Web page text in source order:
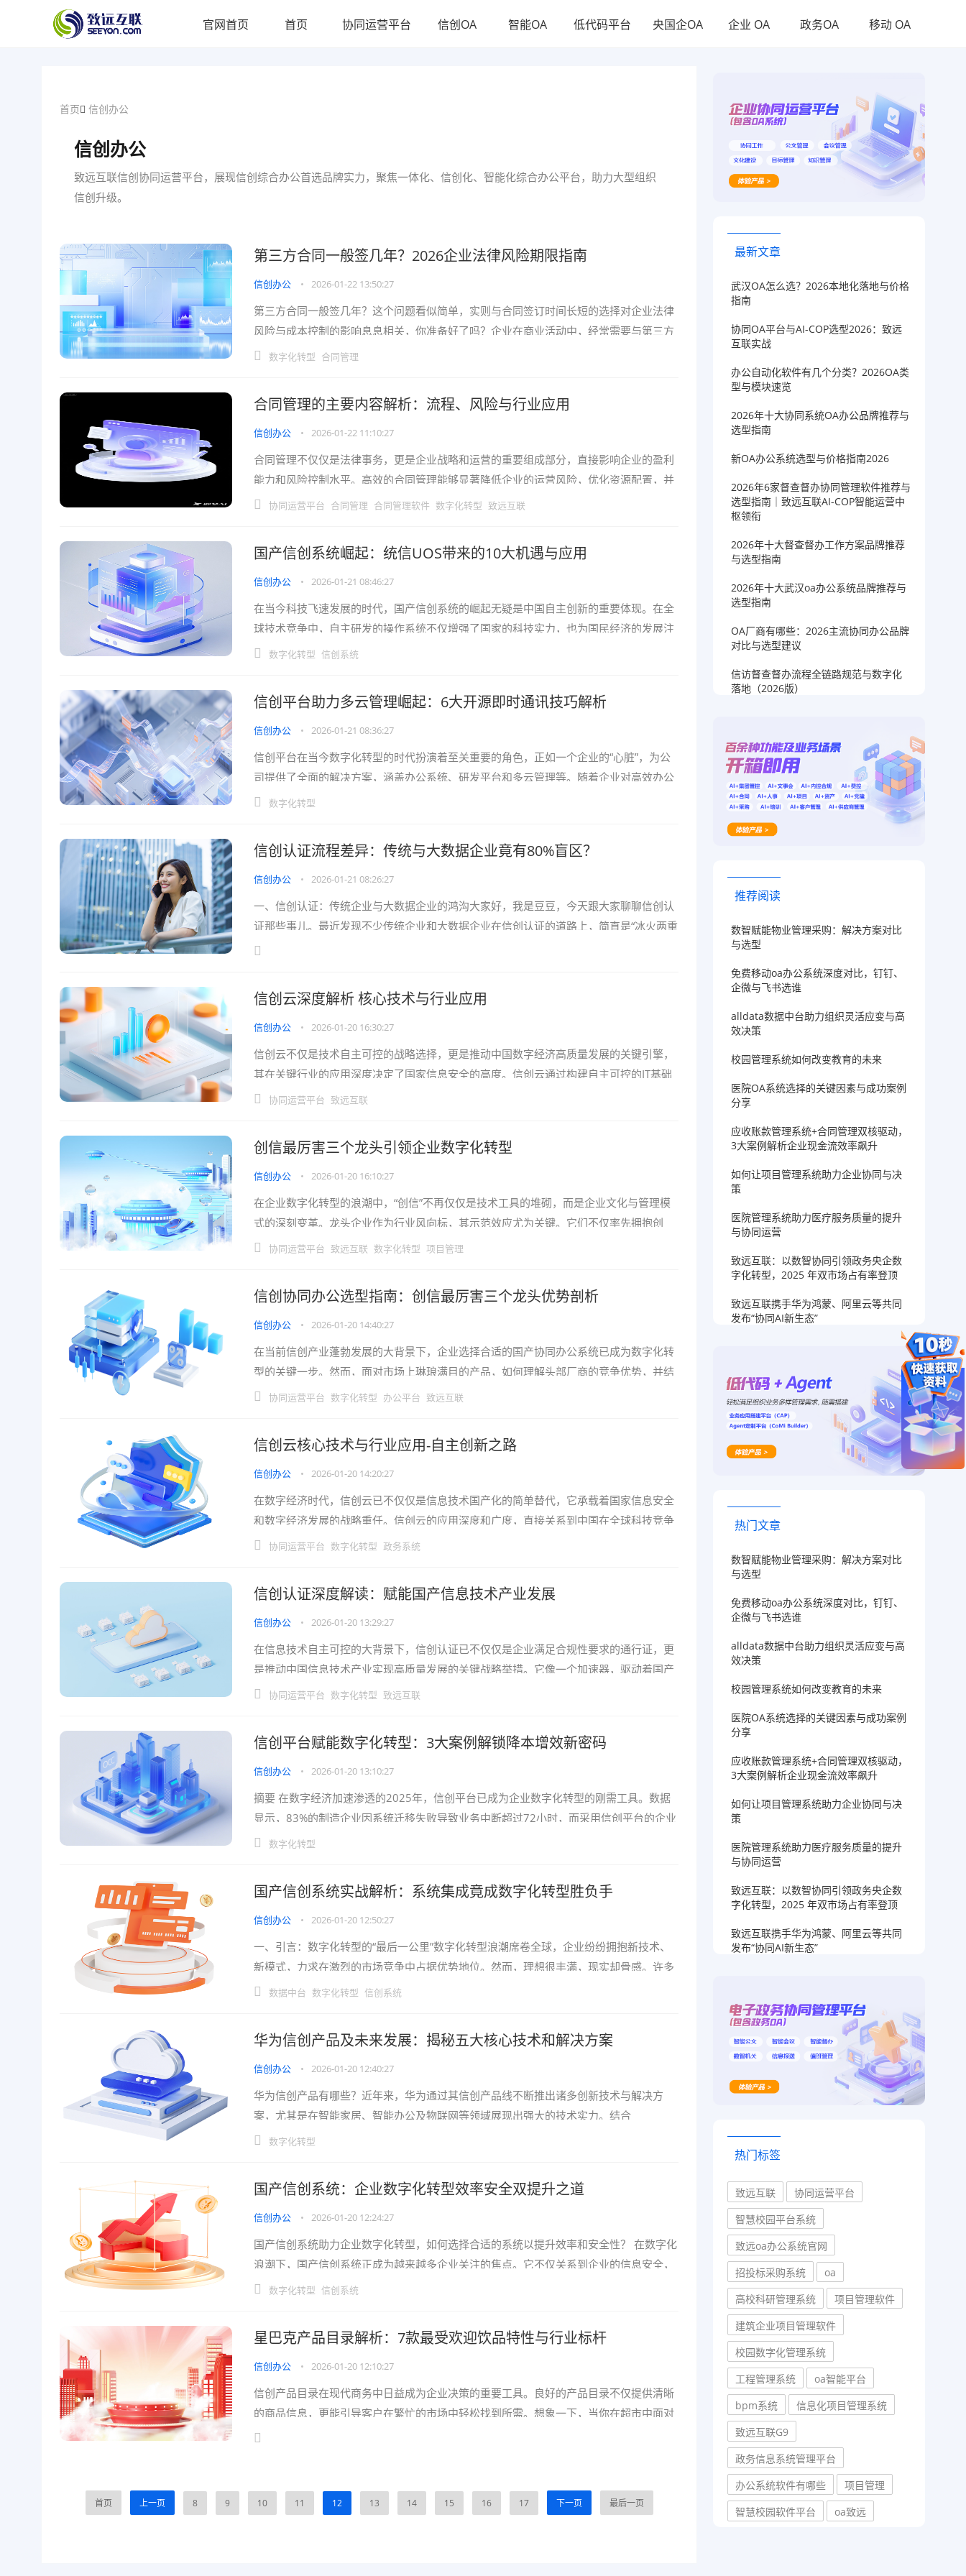
官网首页 首页 协同运营平台 信创OA 智能OA 低代码平台 央国企OA 企业 OA 政务OA 移动 OA
首页 信创办公
信创办公
致远互联信创协同运营平台，展现信创综合办公首选品牌实力，聚焦一体化、信创化、智能化综合办公平台，助力大型组织
信创升级。
第三方合同一般签几年？2026企业法律风险期限指南
信创办公 • 2026-01-22 13:50:27
第三方合同一般签几年？这个问题看似简单，实则与合同签订时间长短的选择对企业法律
风险与成本控制的影响息息相关，你准备好了吗？企业在商业活动中，经常需要与第三方
签订各种合同，而合同期限的选择，直接关系到企
数字化转型 合同管理
合同管理的主要内容解析：流程、风险与行业应用
信创办公 • 2026-01-22 11:10:27
合同管理不仅仅是法律事务，更是企业战略和运营的重要组成部分，直接影响企业的盈利
能力和风险控制水平。高效的合同管理能够显著降低企业的运营风险，优化资源配置，并
最终提升整体的盈利能力。本文将深入探讨合同管
协同运营平台 合同管理 合同管理软件 数字化转型 致远互联
国产信创系统崛起：统信UOS带来的10大机遇与应用
信创办公 • 2026-01-21 08:46:27
在当今科技飞速发展的时代，国产信创系统的崛起无疑是中国自主创新的重要体现。在全
球技术竞争中，自主研发的操作系统不仅增强了国家的科技实力，也为国民经济的发展注
入了新的活力。统信UOS作为中国首个开源桌面
数字化转型 信创系统
信创平台助力多云管理崛起：6大开源即时通讯技巧解析
信创办公 • 2026-01-21 08:36:27
信创平台在当今数字化转型的时代扮演着至关重要的角色，正如一个企业的“心脏”，为公
司提供了全面的解决方案，涵盖办公系统、研发平台和多云管理等。随着企业对高效办公
环境和技术创新的依赖日益加深，信创平台的应
数字化转型
信创认证流程差异：传统与大数据企业竟有80%盲区？
信创办公 • 2026-01-21 08:26:27
一、信创认证：传统企业与大数据企业的鸿沟大家好，我是豆豆，今天跟大家聊聊信创认
证那些事儿。最近发现不少传统企业和大数据企业在信创认证的道路上，简直是“冰火两重
天”。有的企业一路绿灯，顺风顺水；有的却频
信创云深度解析 核心技术与行业应用
信创办公 • 2026-01-20 16:30:27
信创云不仅是技术自主可控的战略选择，更是推动中国数字经济高质量发展的关键引擎，
其在关键行业的应用深度决定了国家信息安全的高度。信创云通过构建自主可控的IT基础
设施，保障关键行业的数据安全和业务连续性。
协同运营平台 致远互联
创信最厉害三个龙头引领企业数字化转型
信创办公 • 2026-01-20 16:10:27
在企业数字化转型的浪潮中，“创信”不再仅仅是技术工具的堆砌，而是企业文化与管理模
式的深刻变革。龙头企业作为行业风向标，其示范效应尤为关键。它们不仅率先拥抱创
新，更在协同管理、组织效率提升等方面树立了标
协同运营平台 致远互联 数字化转型 项目管理
信创协同办公选型指南：创信最厉害三个龙头优势剖析
信创办公 • 2026-01-20 14:40:27
在当前信创产业蓬勃发展的大背景下，企业选择合适的国产协同办公系统已成为数字化转
型的关键一步。然而，面对市场上琳琅满目的产品，如何理解头部厂商的竞争优势，并结
合自身实际需求做出明智决策，是每个企业管理者
协同运营平台 数字化转型 办公平台 致远互联
信创云核心技术与行业应用-自主创新之路
信创办公 • 2026-01-20 14:20:27
在数字经济时代，信创云已不仅仅是信息技术国产化的简单替代，它承载着国家信息安全
和数字经济发展的战略重任。信创云的应用深度和广度，直接关系到中国在全球科技竞争
中的地位。只有构建起自主可控的云计算体系，才
协同运营平台 数字化转型 政务系统
信创认证深度解读：赋能国产信息技术产业发展
信创办公 • 2026-01-20 13:29:27
在信息技术自主可控的大背景下，信创认证已不仅仅是企业满足合规性要求的通行证，更
是推动中国信息技术产业实现高质量发展的关键战略举措。它像一个加速器，驱动着国产
软硬件厂商不断创新，提升产品竞争力。通过信创
协同运营平台 数字化转型 致远互联
信创平台赋能数字化转型：3大案例解锁降本增效新密码
信创办公 • 2026-01-20 13:10:27
摘要 在数字经济加速渗透的2025年，信创平台已成为企业数字化转型的刚需工具。数据
显示，83%的制造企业因系统迁移失败导致业务中断超过72小时，而采用信创平台的企业
平均迁移效率提升160%。本文将深
数字化转型
国产信创系统实战解析：系统集成竟成数字化转型胜负手
信创办公 • 2026-01-20 12:50:27
一、引言：数字化转型的“最后一公里”数字化转型浪潮席卷全球，企业纷纷拥抱新技术、
新模式，力求在激烈的市场竞争中占据优势地位。然而，理想很丰满，现实却骨感。许多
企业在数字化转型的道路上投入巨大，却收效甚
数据中台 数字化转型 信创系统
华为信创产品及未来发展：揭秘五大核心技术和解决方案
信创办公 • 2026-01-20 12:40:27
华为信创产品有哪些？近年来，华为通过其信创产品线不断推出诸多创新技术与解决方
案，尤其是在智能家居、智能办公及物联网等领域展现出强大的技术实力。结合
HarmonyOS、Kirin芯片以及众多商业化应用，
数字化转型
国产信创系统：企业数字化转型效率安全双提升之道
信创办公 • 2026-01-20 12:24:27
国产信创系统助力企业数字化转型，如何选择合适的系统以提升效率和安全性？ 在数字化
浪潮下，国产信创系统正成为越来越多企业关注的焦点。它不仅关系到企业的信息安全，
更直接影响到数字化转型的成效。选择一套合适
数字化转型 信创系统
星巴克产品目录解析：7款最受欢迎饮品特性与行业标杆
信创办公 • 2026-01-20 12:10:27
信创产品目录在现代商务中日益成为企业决策的重要工具。良好的产品目录不仅提供清晰
的商品信息，更能引导客户在繁忙的市场中轻松找到所需。想象一下，当你在超市中面对
琳琅满目的商品，缺乏明确指导时，选择过程将变
首页 上一页 8 9 10 11 12 13 14 15 16 17 下一页 最后一页
最新文章
武汉OA怎么选？2026本地化落地与价格
指南
协同OA平台与AI-COP选型2026：致远
互联实战
办公自动化软件有几个分类？2026OA类
型与模块速览
2026年十大协同系统OA办公品牌推荐与
选型指南
新OA办公系统选型与价格指南2026
2026年6家督查督办协同管理软件推荐与
选型指南｜致远互联AI-COP智能运营中
枢领衔
2026年十大督查督办工作方案品牌推荐
与选型指南
2026年十大武汉oa办公系统品牌推荐与
选型指南
OA厂商有哪些：2026主流协同办公品牌
对比与选型建议
信访督查督办流程全链路规范与数字化
落地（2026版）
推荐阅读
数智赋能物业管理采购：解决方案对比
与选型
免费移动oa办公系统深度对比，钉钉、
企微与飞书选谁
alldata数据中台助力组织灵活应变与高
效决策
校园管理系统如何改变教育的未来
医院OA系统选择的关键因素与成功案例
分享
应收账款管理系统+合同管理双核驱动，
3大案例解析企业现金流效率飙升
如何让项目管理系统助力企业协同与决
策
医院管理系统助力医疗服务质量的提升
与协同运营
致远互联：以数智协同引领政务央企数
字化转型，2025 年双市场占有率登顶
致远互联携手华为鸿蒙、阿里云等共同
发布“协同AI新生态”
热门文章
数智赋能物业管理采购：解决方案对比
与选型
免费移动oa办公系统深度对比，钉钉、
企微与飞书选谁
alldata数据中台助力组织灵活应变与高
效决策
校园管理系统如何改变教育的未来
医院OA系统选择的关键因素与成功案例
分享
应收账款管理系统+合同管理双核驱动，
3大案例解析企业现金流效率飙升
如何让项目管理系统助力企业协同与决
策
医院管理系统助力医疗服务质量的提升
与协同运营
致远互联：以数智协同引领政务央企数
字化转型，2025 年双市场占有率登顶
致远互联携手华为鸿蒙、阿里云等共同
发布“协同AI新生态”
热门标签
致远互联
协同运营平台
智慧校园平台系统
致远oa办公系统官网
招投标采购系统
oa
高校科研管理系统
项目管理软件
建筑企业项目管理软件
校园数字化管理系统
工程管理系统
oa智能平台
bpm系统
信息化项目管理系统
致远互联G9
政务信息系统管理平台
办公系统软件有哪些
项目管理
智慧校园软件平台
oa致远